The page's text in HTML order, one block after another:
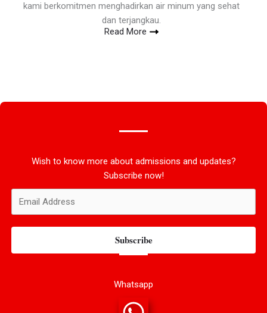
kami berkomitmen menghadirkan air minum yang sehat
dan terjangkau.
Read More
Wish to know more about admissions and updates?
Subscribe now!
Subscribe
Whatsapp